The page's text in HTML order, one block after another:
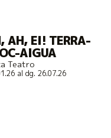
AH, EI! TERRA-
AIGUA
Teatro
al dg. 26.07.26